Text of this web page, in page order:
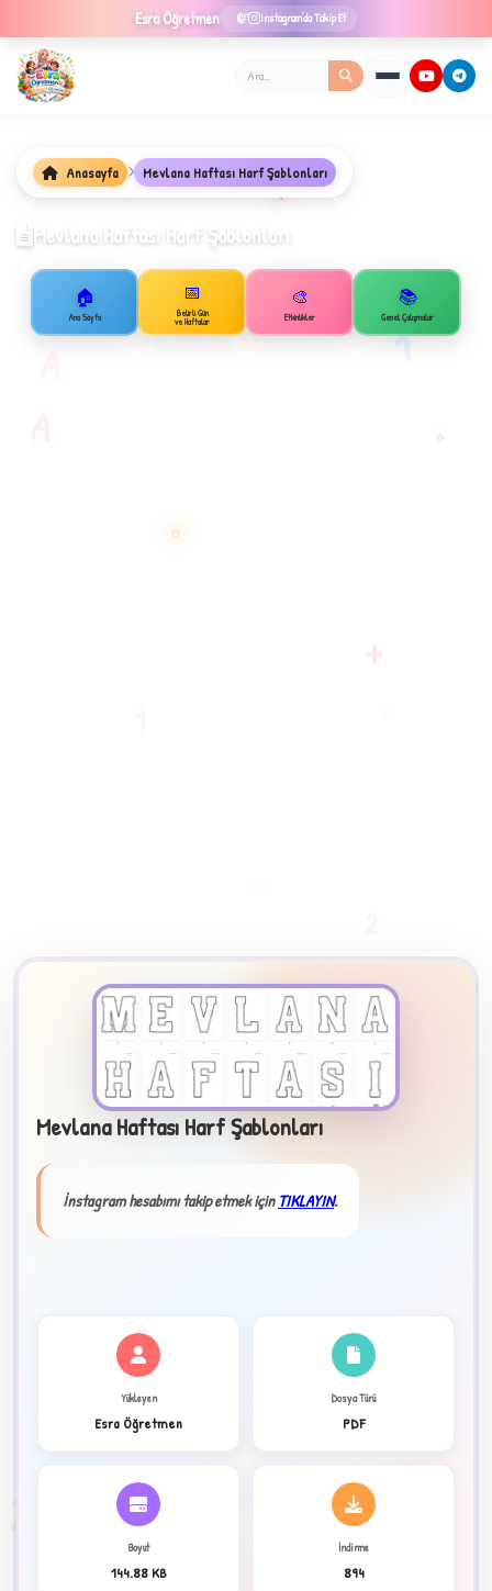
Esra Öğretmen Instagram'da Takip Et
B
★
✧
Anasayfa Mevlana Haftası Harf Şablonları
Mevlana Haftası Harf Şablonları
🏠
Ana Sayfa
📅
Belirli Gün
ve Haftalar
🎨
Etkinlikler
📚
Genel Çalışmalar
Mevlana Haftası Harf Şablonları
İnstagram hesabımı takip etmek içinTIKLAYIN.
Yükleyen
Esra Öğretmen
Dosya Türü
PDF
Boyut
144.88 KB
İndirme
894
1
+